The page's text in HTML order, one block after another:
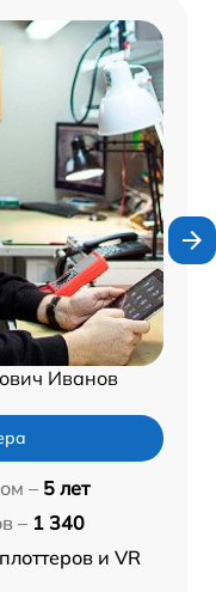
Иванов
– 5 лет
– 1 340
и VR